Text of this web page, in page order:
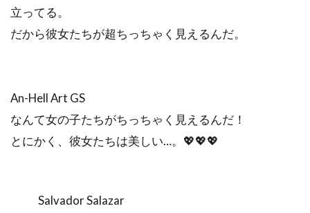
立ってる。
だから彼女たちが超ちっちゃく見えるんだ。
An-Hell Art GS
なんて女の子たちがちっちゃく見えるんだ！
とにかく、彼女たちは美しい…。💖💖💖
Salvador Salazar